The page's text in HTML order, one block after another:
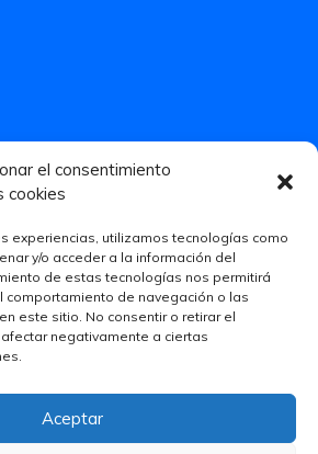
el consentimiento
cookies
experiencias, utilizamos tecnologías como
y/o acceder a la información del
de estas tecnologías nos permitirá
comportamiento de navegación o las
este sitio. No consentir o retirar el
negativamente a ciertas
Aceptar